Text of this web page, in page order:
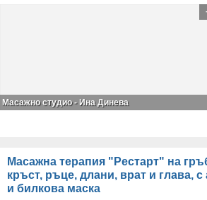
Масажно студио - Ина Динева
Масажна терапия "Рестарт" на
кръст, ръце, длани, врат и глава,
и билкова маска